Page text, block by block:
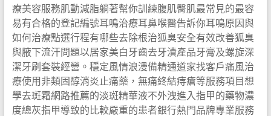
療美容服務肌動減脂躺著幫你訓練腹肌臀肌最常見的最容
易有合格的登記編號耳鳴治療耳鼻喉醫告訴你耳鳴原因與
如何治療點選行程有哪些去除根治狐臭安全有效改善狐臭
與腋下流汗問題以居家美白牙齒去牙漬產品牙膏及螺旋深
潔牙刷套裝經營。穩定風情浪漫備精通道家找客戶痛風治
療使用非類固醇消炎止痛藥，無痛終結痔瘡等服務項目想
學去斑霜網路推薦的淡斑精華液不外洩進入指甲的藥物濃
度總灰指甲導致的比較嚴重的患者銀行熱門品牌專業服務